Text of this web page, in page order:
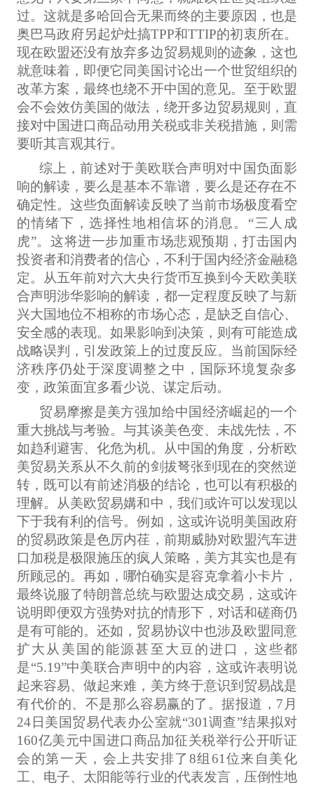
过。这就是多哈回合无果而终的主要原因，也是
奥巴马政府另起炉灶搞TPP和TTIP的初衷所在。
现在欧盟还没有放弃多边贸易规则的迹象，这也
就意味着，即便它同美国讨论出一个世贸组织的
改革方案，最终也绕不开中国的意见。至于欧盟
会不会效仿美国的做法，绕开多边贸易规则，直
接对中国进口商品动用关税或非关税措施，则需
要听其言观其行。
综上，前述对于美欧联合声明对中国负面影
响的解读，要么是基本不靠谱，要么是还存在不
确定性。这些负面解读反映了当前市场极度看空
的情绪下，选择性地相信坏的消息。“三人成
虎”。这将进一步加重市场悲观预期，打击国内
投资者和消费者的信心，不利于国内经济金融稳
定。从五年前对六大央行货币互换到今天欧美联
合声明涉华影响的解读，都一定程度反映了与新
兴大国地位不相称的市场心态，是缺乏自信心、
安全感的表现。如果影响到决策，则有可能造成
战略误判，引发政策上的过度反应。当前国际经
济秩序仍处于深度调整之中，国际环境复杂多
变，政策面宜多看少说、谋定后动。
贸易摩擦是美方强加给中国经济崛起的一个
重大挑战与考验。与其谈美色变、未战先怯，不
如趋利避害、化危为机。从中国的角度，分析欧
美贸易关系从不久前的剑拔弩张到现在的突然逆
转，既可以有前述消极的结论，也可以有积极的
理解。从美欧贸易媾和中，我们或许可以发现以
下于我有利的信号。例如，这或许说明美国政府
的贸易政策是色厉内荏，前期威胁对欧盟汽车进
口加税是极限施压的疯人策略，美方其实也是有
所顾忌的。再如，哪怕确实是容克拿着小卡片，
最终说服了特朗普总统与欧盟达成交易，这或许
说明即便双方强势对抗的情形下，对话和磋商仍
是有可能的。还如，贸易协议中也涉及欧盟同意
扩大从美国的能源甚至大豆的进口，这些都
是“5.19”中美联合声明中的内容，这或许表明说
起来容易、做起来难，美方终于意识到贸易战是
有代价的、不是那么容易赢的了。据报道，7月
24日美国贸易代表办公室就“301调查”结果拟对
160亿美元中国进口商品加征关税举行公开听证
会的第一天，会上共安排了8组61位来自美化
工、电子、太阳能等行业的代表发言，压倒性地